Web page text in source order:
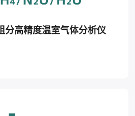
分高精度温室气体分析仪